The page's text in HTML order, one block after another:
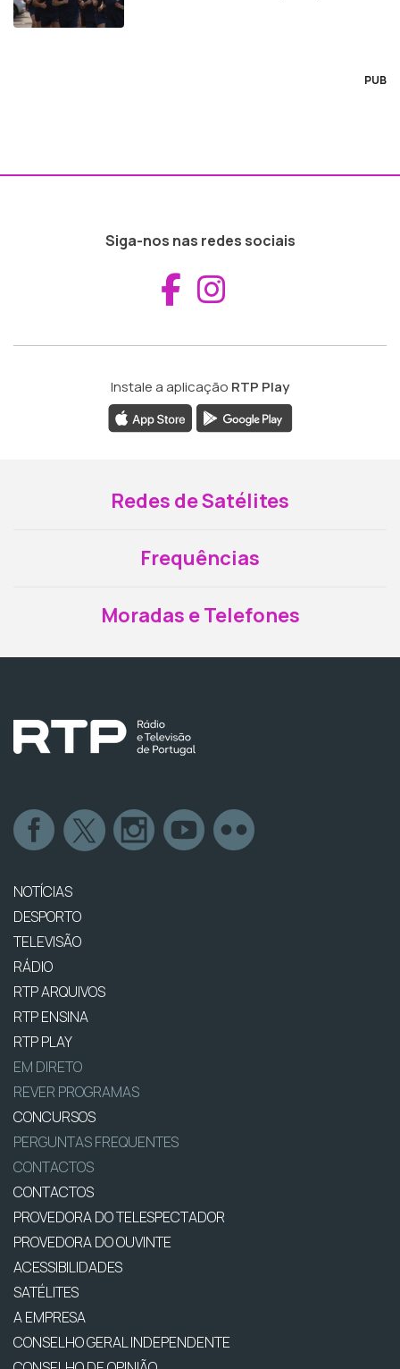
PUB
Siga-nos nas redes sociais
Aceder ao
Instale a aplicação RTP Play
Redes de Satélites
Frequências
Moradas e Telefones
NOTÍCIAS
DESPORTO
TELEVISÃO
RÁDIO
RTP ARQUIVOS
RTP ENSINA
RTP PLAY
EM DIRETO
REVER PROGRAMAS
CONCURSOS
PERGUNTAS FREQUENTES
CONTACTOS
CONTACTOS
PROVEDORA DO TELESPECTADOR
PROVEDORA DO OUVINTE
ACESSIBILIDADES
SATÉLITES
A EMPRESA
CONSELHO GERAL INDEPENDENTE